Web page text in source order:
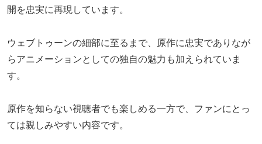
開を忠実に再現しています。
ウェブトゥーンの細部に至るまで、原作に忠実でありなが
らアニメーションとしての独自の魅力も加えられていま
す。
原作を知らない視聴者でも楽しめる一方で、ファンにとっ
ては親しみやすい内容です。